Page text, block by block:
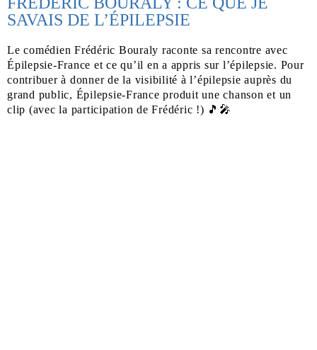
SAVAIS DE L’ÉPILEPSIE
Le comédien Frédéric Bouraly raconte sa rencontre avec
Épilepsie-France et ce qu’il en a appris sur l’épilepsie. Pour
contribuer à donner de la visibilité à l’épilepsie auprès du
grand public, Épilepsie-France produit une chanson et un
clip (avec la participation de Frédéric !) 🎵🎤